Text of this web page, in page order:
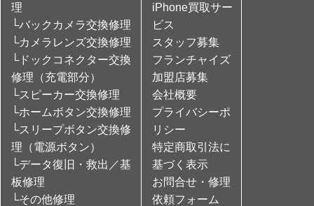
理
└バックカメラ交換修理
└カメラレンズ交換修理
└ドックコネクター交換
修理（充電部分）
└スピーカー交換修理
└ホームボタン交換修理
└スリープボタン交換修
理（電源ボタン）
└データ復旧・救出／基
板修理
└その他修理
iPhone買取サー
ビス
スタッフ募集
フランチャイズ
加盟店募集
会社概要
プライバシーポ
リシー
特定商取引法に
基づく表示
お問合せ・修理
依頼フォーム